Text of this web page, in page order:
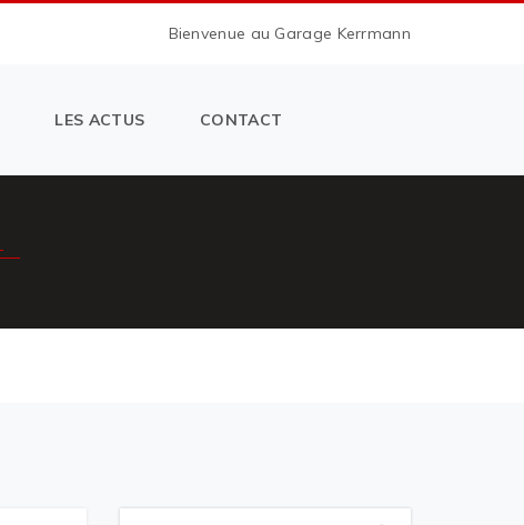
Bienvenue au Garage Kerrmann
LES ACTUS CONTACT